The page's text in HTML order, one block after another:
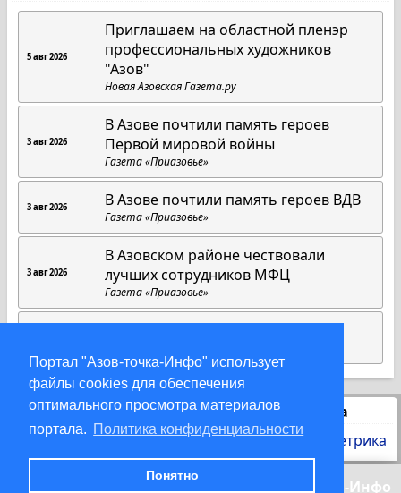
Портал "Азов-точка-Инфо" использует
файлы cookies для обеспечения
оптимального просмотра материалов
портала. Политика конфиденциальности
Понятно
5 авг 2026
Приглашаем на областной пленэр
профессиональных художников
"Азов"
Новая Азовская Газета.ру
3 авг 2026
В Азове почтили память героев
Первой мировой войны
Газета «Приазовье»
3 авг 2026 В Азове почтили память героев ВДВ
Газета «Приазовье»
3 авг 2026
В Азовском районе чествовали
лучших сотрудников МФЦ
Газета «Приазовье»
Статистика
© 2000-2026 Азов-точка-Инфо